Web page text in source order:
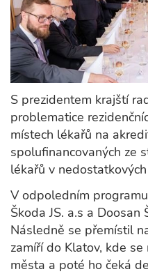
S prezidentem krajští
problematice
místech lékařů na
spolufinancovaných ze
lékařů v
V odpoledním
Škoda JS. a.s a Doosan
Následně se přemístil
zamíří do Klatov, kde
města a poté ho čeká